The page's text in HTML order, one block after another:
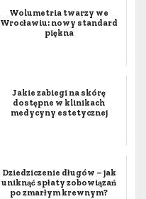
Wolumetria twarzy we
Wrocławiu: nowy standard
piękna
Jakie zabiegi na skórę
dostępne w klinikach
medycyny estetycznej
Dziedziczenie długów – jak
uniknąć spłaty zobowiązań
po zmarłym krewnym?